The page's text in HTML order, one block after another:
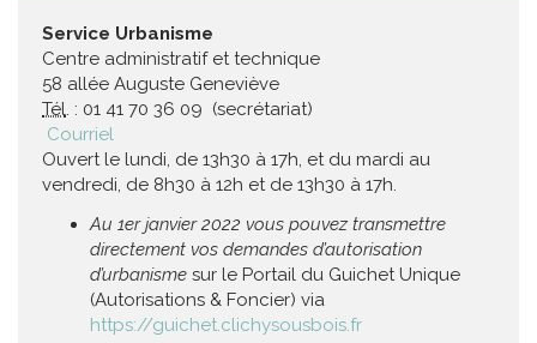
Service Urbanisme
Centre administratif et technique
58 allée Auguste Geneviève
Tél. : 01 41 70 36 09 (secrétariat)
Courriel
Ouvert le lundi, de 13h30 à 17h, et du mardi au
vendredi, de 8h30 à 12h et de 13h30 à 17h.
Au 1er janvier 2022 vous pouvez transmettre
directement vos demandes d’autorisation
d’urbanisme sur le Portail du Guichet Unique
(Autorisations & Foncier) via
https://guichet.clichysousbois.fr